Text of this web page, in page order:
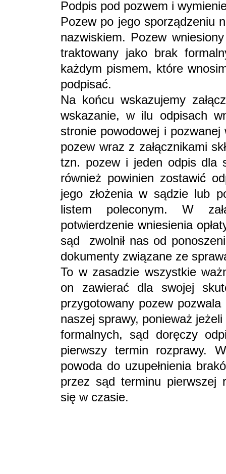
Podpis pod pozwem i
Pozew po jego sporządzeniu
nazwiskiem. Pozew
traktowany jako brak
każdym pismem, które
podpisać.
Na końcu wskazujemy
wskazanie, w ilu odpisach
stronie powodowej i
pozew wraz z załącznikami
tzn. pozew i jeden odpis dla
również powinien zostawić
jego złożenia w sądzie lub
listem poleconym. W
potwierdzenie wniesienia
sąd zwolnił nas od
dokumenty związane ze
To w zasadzie wszystkie
on zawierać dla swojej
przygotowany pozew
naszej sprawy, ponieważ
formalnych, sąd doręczy
pierwszy termin rozprawy.
powoda do uzupełnienia
przez sąd terminu pierwszej
się w czasie.